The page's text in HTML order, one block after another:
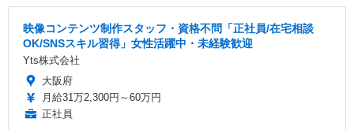
映像コンテンツ制作スタッフ・資格不問「正社員/在宅相談
OK/SNSスキル習得」女性活躍中・未経験歓迎
Yts株式会社
大阪府
月給31万2,300円～60万円
正社員